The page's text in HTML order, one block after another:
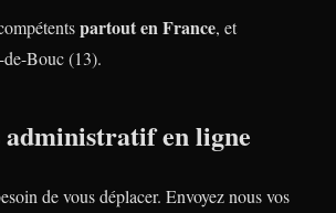
partout en France, et
Bouc (13).
administratif en ligne
de vous déplacer. Envoyez nous vos